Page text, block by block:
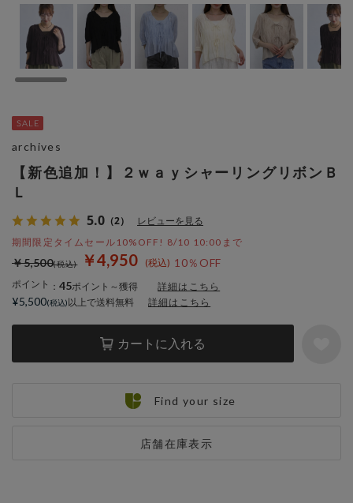
【新色追加！】２ｗａｙシャーリングリボンＢ
Ｌ
5.0 （2） レビューを見る
期間限定タイムセール10%OFF! 8/10 10:00まで
￥4,950 10％OFF
￥5,500
ポイント ： 45ポイント～獲得 詳細はこちら
カートに入れる
店舗在庫表示
archives
¥5,500 以上で送料無料 詳細はこちら
Find your size